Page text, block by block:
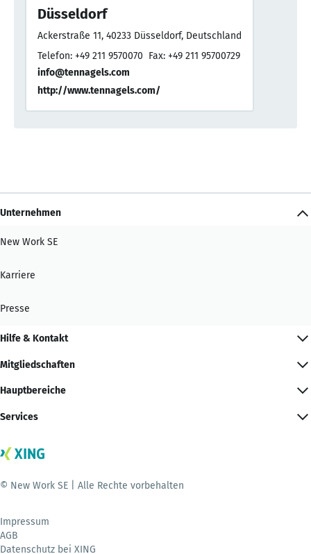
Düsseldorf
Ackerstraße 11, 40233 Düsseldorf, Deutschland
Telefon: +49 211 9570070 Fax: +49 211 95700729
info@tennagels.com
http://www.tennagels.com/
Unternehmen
New Work SE
Karriere
Presse
Hilfe & Kontakt
Mitgliedschaften
Hauptbereiche
Services
© New Work SE | Alle Rechte vorbehalten
Impressum
AGB
Datenschutz bei XING